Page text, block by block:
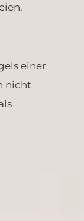
einer
nicht